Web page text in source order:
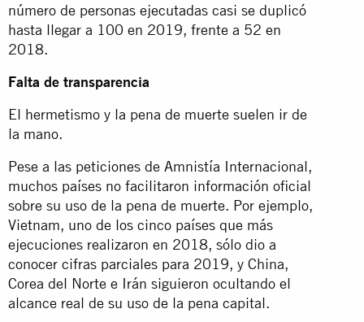
número de personas ejecutadas casi se duplicó
hasta llegar a 100 en 2019, frente a 52 en
2018.
Falta de transparencia
El hermetismo y la pena de muerte suelen ir de
la mano.
Pese a las peticiones de Amnistía Internacional,
muchos países no facilitaron información oficial
sobre su uso de la pena de muerte. Por ejemplo,
Vietnam, uno de los cinco países que más
ejecuciones realizaron en 2018, sólo dio a
conocer cifras parciales para 2019, y China,
Corea del Norte e Irán siguieron ocultando el
alcance real de su uso de la pena capital.